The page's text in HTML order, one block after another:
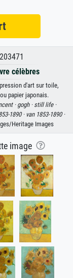
célèbres
d'art sur toile,
papier japonais.
·gogh · still life ·
1890 · van 1853-1890 ·
Heritage Images
image